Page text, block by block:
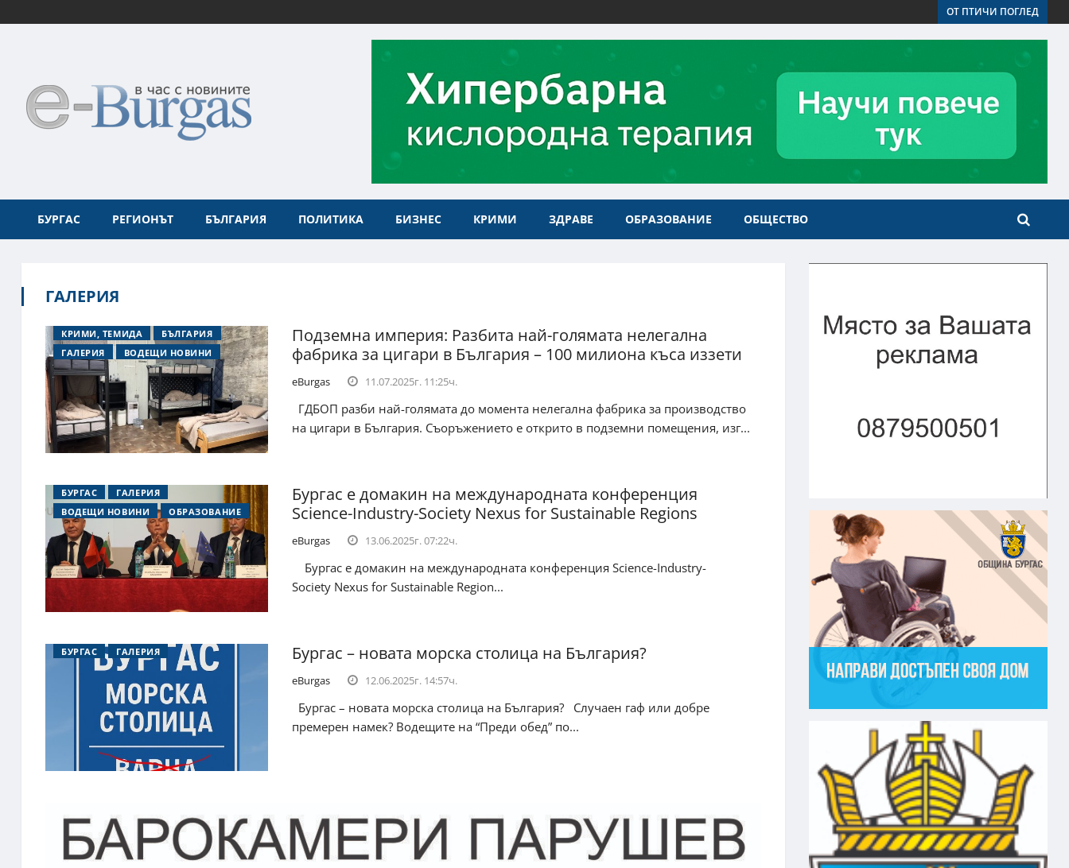
ОТ ПТИЧИ ПОГЛЕД
БУРГАС РЕГИОНЪТ БЪЛГАРИЯ ПОЛИТИКА БИЗНЕС КРИМИ ЗДРАВЕ ОБРАЗОВАНИЕ ОБЩЕСТВО
ГАЛЕРИЯ
КРИМИ, ТЕМИДА
БЪЛГАРИЯ
ГАЛЕРИЯ
ВОДЕЩИ НОВИНИ
Подземна империя: Разбита най-голямата нелегална
фабрика за цигари в България – 100 милиона къса иззети
eBurgas 11.07.2025г. 11:25ч.
ГДБОП разби най-голямата до момента нелегална фабрика за производство
на цигари в България. Съоръжението е открито в подземни помещения, изг...
БУРГАС
ГАЛЕРИЯ
ВОДЕЩИ НОВИНИ
ОБРАЗОВАНИЕ
Бургас е домакин на международната конференция
Science-Industry-Society Nexus for Sustainable Regions
eBurgas 13.06.2025г. 07:22ч.
Бургас е домакин на международната конференция Science-Industry-
Society Nexus for Sustainable Region...
БУРГАС ГАЛЕРИЯ Бургас – новата морска столица на България?
eBurgas 12.06.2025г. 14:57ч.
Бургас – новата морска столица на България? Случаен гаф или добре
премерен намек? Водещите на “Преди обед” по...